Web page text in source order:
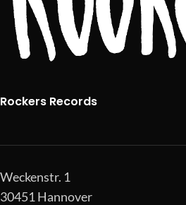
Rockers Records
Weckenstr. 1
30451 Hannover